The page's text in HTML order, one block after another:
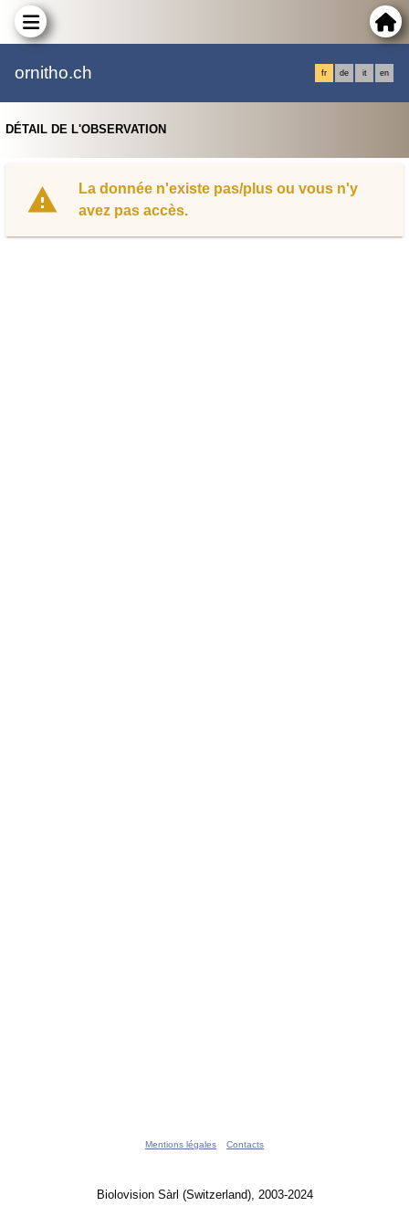
ornitho.ch fr de it en
DÉTAIL DE L'OBSERVATION
La donnée n'existe pas/plus ou vous n'y
avez pas accès.
Mentions légales Contacts
Biolovision Sàrl (Switzerland), 2003-2024